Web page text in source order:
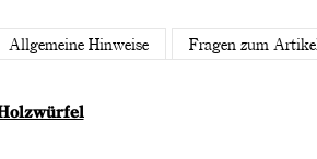
Allgemeine Hinweise Fragen zum